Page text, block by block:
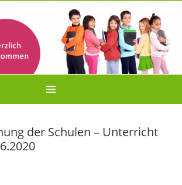
der Schulen – Unterricht